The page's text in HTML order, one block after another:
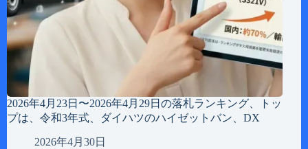
2026年4月23日〜2026年4月29日の落札ランキング、トッ
プは、令和3年式、ダイハツのハイゼットバン、DX
2026年4月30日